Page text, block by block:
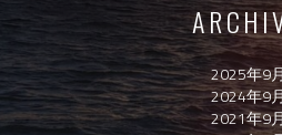
2025年9
2024年9
2021年9